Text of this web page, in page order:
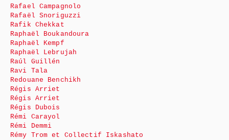
Rafael Campagnolo
Rafaël Snoriguzzi
Rafik Chekkat
Raphaël Boukandoura
Raphaël Kempf
Raphaël Lebrujah
Raúl Guillén
Ravi Tala
Redouane Benchikh
Régis Arriet
Régis Arriet
Régis Dubois
Rémi Carayol
Rémi Demmi
Rémy Trom et Collectif Iskashato